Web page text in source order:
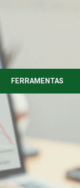
FERRAMENTAS